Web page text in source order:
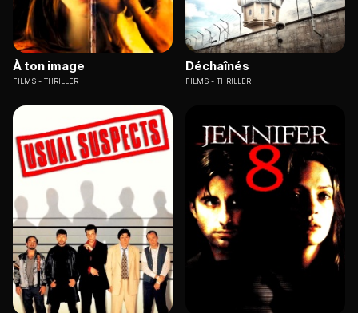
À ton image
FILMS THRILLER
Déchaînés
FILMS THRILLER